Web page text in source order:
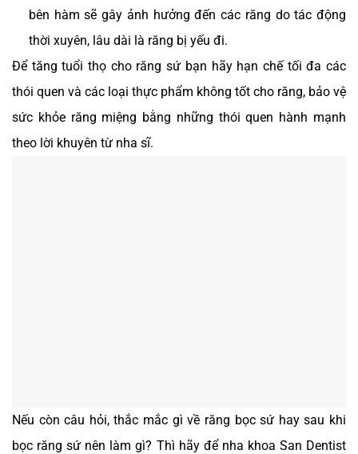
bên hàm sẽ gây ảnh hưởng đến các răng do tác động
thời xuyên, lâu dài là răng bị yếu đi.
Để tăng tuổi thọ cho răng sứ bạn hãy hạn chế tối đa các
thói quen và các loại thực phẩm không tốt cho răng, bảo vệ
sức khỏe răng miệng bằng những thói quen hành mạnh
theo lời khuyên từ nha sĩ.
Nếu còn câu hỏi, thắc mắc gì về răng bọc sứ hay sau khi
bọc răng sứ nên làm gì? Thì hãy để nha khoa San Dentist